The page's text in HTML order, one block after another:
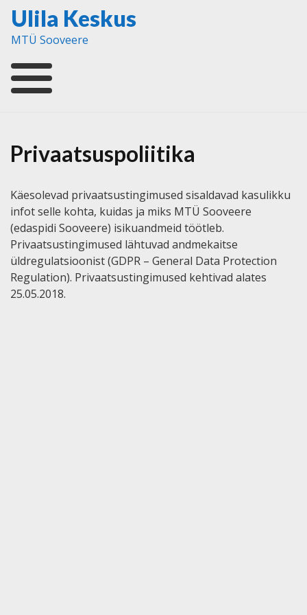
Skip
content
Ulila Keskus
MTÜ Sooveere
Privaatsuspoliitika
Käesolevad privaatsustingimused sisaldavad kasulikku
infot selle kohta, kuidas ja miks MTÜ Sooveere
(edaspidi Sooveere) isikuandmeid töötleb.
Privaatsustingimused lähtuvad andmekaitse
üldregulatsioonist (GDPR – General Data Protection
Regulation). Privaatsustingimused kehtivad alates
25.05.2018.